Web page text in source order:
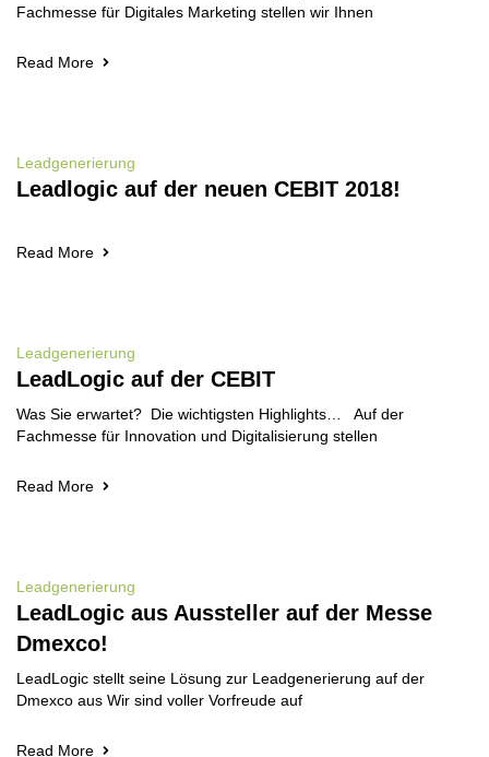
Fachmesse für Digitales Marketing stellen wir Ihnen
Read More
Leadgenerierung
Leadlogic auf der neuen CEBIT 2018!
Read More
Leadgenerierung
LeadLogic auf der CEBIT
Was Sie erwartet? Die wichtigsten Highlights… Auf der
Fachmesse für Innovation und Digitalisierung stellen
Read More
Leadgenerierung
LeadLogic aus Aussteller auf der Messe
Dmexco!
LeadLogic stellt seine Lösung zur Leadgenerierung auf der
Dmexco aus Wir sind voller Vorfreude auf
Read More